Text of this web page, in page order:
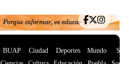
BUAP
Ciudad
Deportes
Mundo